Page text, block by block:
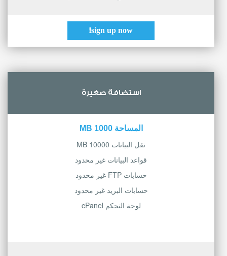
sign up now!
استضافة صغيرة
المساحة 1000 MB
نقل البيانات 10000 MB
قواعد البيانات غير محدود
حسابات FTP غير محدود
حسابات البريد غير محدود
لوحة التحكم cPanel